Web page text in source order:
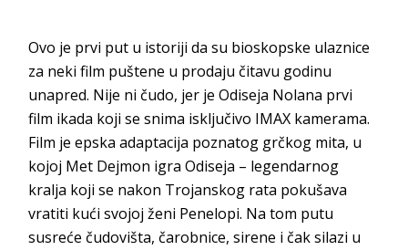
Ovo je prvi put u istoriji da su bioskopske ulaznice
za neki film puštene u prodaju čitavu godinu
unapred. Nije ni čudo, jer je Odiseja Nolana prvi
film ikada koji se snima isključivo IMAX kamerama.
Film je epska adaptacija poznatog grčkog mita, u
kojoj Met Dejmon igra Odiseja – legendarnog
kralja koji se nakon Trojanskog rata pokušava
vratiti kući svojoj ženi Penelopi. Na tom putu
susreće čudovišta, čarobnice, sirene i čak silazi u